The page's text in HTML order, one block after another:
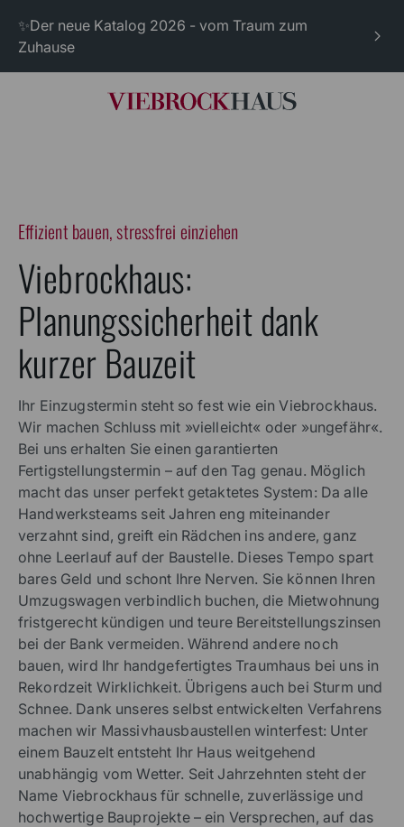
✨Der neue Katalog 2026 - vom Traum zum
Zuhause
Effizient bauen, stressfrei einziehen
Viebrockhaus:
Planungssicherheit dank
kurzer Bauzeit
Ihr Einzugstermin steht so fest wie ein Viebrockhaus.
Wir machen Schluss mit »vielleicht« oder »ungefähr«.
Bei uns erhalten Sie einen garantierten
Fertigstellungstermin – auf den Tag genau. Möglich
macht das unser perfekt getaktetes System: Da alle
Handwerksteams seit Jahren eng miteinander
verzahnt sind, greift ein Rädchen ins andere, ganz
ohne Leerlauf auf der Baustelle. Dieses Tempo spart
bares Geld und schont Ihre Nerven. Sie können Ihren
Umzugswagen verbindlich buchen, die Mietwohnung
fristgerecht kündigen und teure Bereitstellungszinsen
bei der Bank vermeiden. Während andere noch
bauen, wird Ihr handgefertigtes Traumhaus bei uns in
Rekordzeit Wirklichkeit. Übrigens auch bei Sturm und
Schnee. Dank unseres selbst entwickelten Verfahrens
machen wir Massivhausbaustellen winterfest: Unter
einem Bauzelt entsteht Ihr Haus weitgehend
unabhängig vom Wetter. Seit Jahrzehnten steht der
Name Viebrockhaus für schnelle, zuverlässige und
hochwertige Bauprojekte – ein Versprechen, auf das